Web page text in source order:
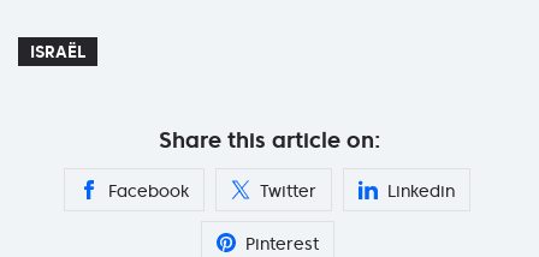
ISRAËL
Share this article on:
Facebook Twitter Linkedin
Pinterest